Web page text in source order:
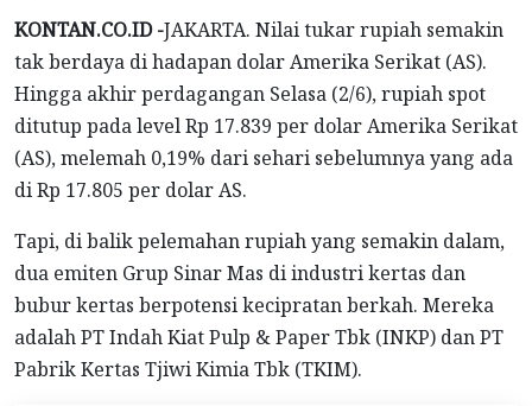
KONTAN.CO.ID -JAKARTA. Nilai tukar rupiah semakin
tak berdaya di hadapan dolar Amerika Serikat (AS).
Hingga akhir perdagangan Selasa (2/6), rupiah spot
ditutup pada level Rp 17.839 per dolar Amerika Serikat
(AS), melemah 0,19% dari sehari sebelumnya yang ada
di Rp 17.805 per dolar AS.
Tapi, di balik pelemahan rupiah yang semakin dalam,
dua emiten Grup Sinar Mas di industri kertas dan
bubur kertas berpotensi kecipratan berkah. Mereka
adalah PT Indah Kiat Pulp & Paper Tbk (INKP) dan PT
Pabrik Kertas Tjiwi Kimia Tbk (TKIM).